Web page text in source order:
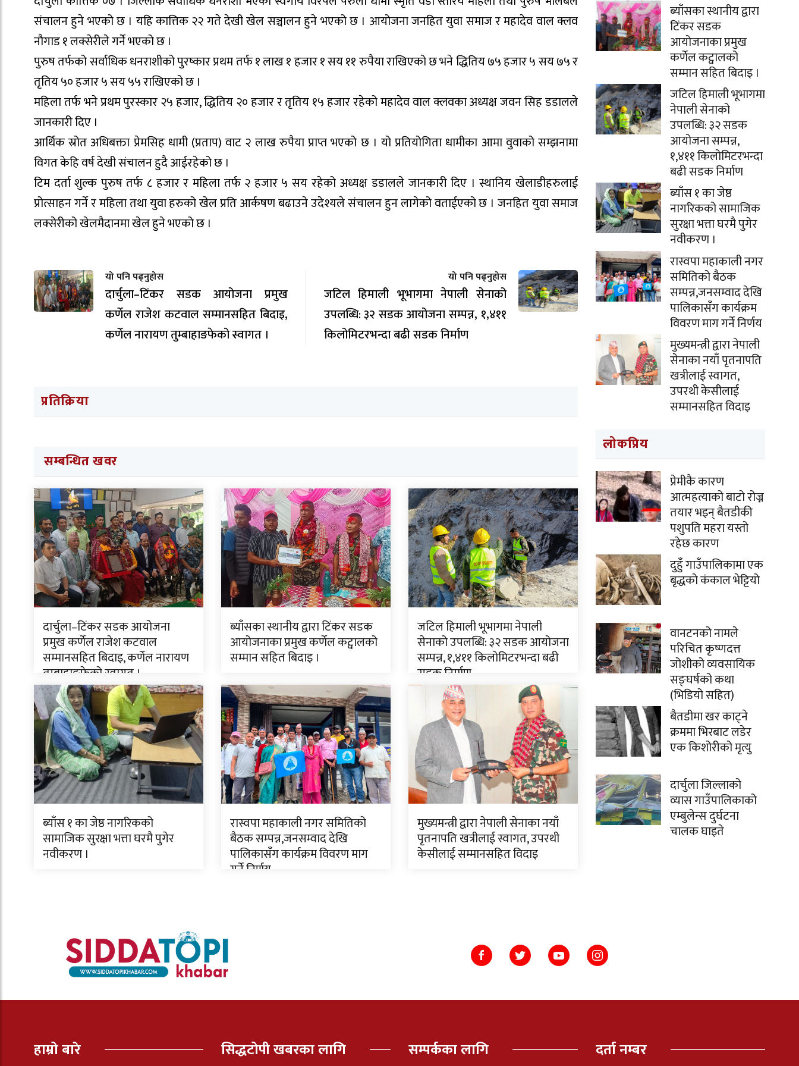
संचालन हुने भएको छ । यहि कात्तिक २२ गते देखी खेल सञ्चालन हुने भएको छ । आयोजना जनहित युवा समाज र महादेव वाल क्लव
नौगाड १ लक्सेरीले गर्ने भएको छ ।
पुरुष तर्फको सर्वाधिक धनराशीको पुरष्कार प्रथम तर्फ १ लाख १ हजार १ सय ११ रुपैया राखिएको छ भने द्धितिय ७५ हजार ५ सय ७५ र
तृतिय ५० हजार ५ सय ५५ राखिएको छ ।
महिला तर्फ भने प्रथम पुरस्कार २५ हजार, द्धितिय २० हजार र तृतिय १५ हजार रहेको महादेव वाल क्लवका अध्यक्ष जवन सिह डडालले
जानकारी दिए ।
आर्थिक स्रोत अधिबक्ता प्रेमसिह धामी (प्रताप) वाट २ लाख रुपैया प्राप्त भएको छ । यो प्रतियोगिता धामीका आमा वुवाको सम्झनामा
विगत केहि वर्ष देखी संचालन हुदै आईरहेको छ ।
टिम दर्ता शुल्क पुरुष तर्फ ८ हजार र महिला तर्फ २ हजार ५ सय रहेको अध्यक्ष डडालले जानकारी दिए । स्थानिय खेलाडीहरुलाई
प्रोत्साहन गर्ने र महिला तथा युवा हरुको खेल प्रति आर्कषण बढाउने उदेश्यले संचालन हुन लागेको वताईएको छ । जनहित युवा समाज
लक्सेरीको खेलमैदानमा खेल हुने भएको छ ।
यो पनि पढ्नुहोस
दार्चुला–टिंकर सडक आयोजना प्रमुख
कर्णेल राजेश कटवाल सम्मानसहित बिदाइ,
कर्णेल नारायण तुम्बाहाङफेको स्वागत ।
यो पनि पढ्नुहोस
जटिल हिमाली भूभागमा नेपाली सेनाको
उपलब्धि: ३२ सडक आयोजना सम्पन्न, १,४११
किलोमिटरभन्दा बढी सडक निर्माण
प्रतिक्रिया
सम्बन्धित खवर
दार्चुला–टिंकर सडक आयोजना
प्रमुख कर्णेल राजेश कटवाल
सम्मानसहित बिदाइ, कर्णेल नारायण
तुम्बाहाङफेको स्वागत ।
ब्याँसका स्थानीय द्वारा टिंकर सडक
आयोजनाका प्रमुख कर्णेल कट्वालको
सम्मान सहित बिदाइ ।
जटिल हिमाली भूभागमा नेपाली
सेनाको उपलब्धि: ३२ सडक आयोजना
सम्पन्न, १,४११ किलोमिटरभन्दा बढी
सडक निर्माण
ब्याँस १ का जेष्ठ नागरिकको
सामाजिक सुरक्षा भत्ता घरमै पुगेर
नवीकरण ।
रास्वपा महाकाली नगर समितिको
बैठक सम्पन्न,जनसम्वाद देखि
पालिकासँग कार्यक्रम विवरण माग
गर्ने निर्णय
मुख्यमन्त्री द्वारा नेपाली सेनाका नयाँ
पृतनापति खत्रीलाई स्वागत, उपरथी
केसीलाई सम्मानसहित विदाइ
ब्याँसका स्थानीय द्वारा
टिंकर सडक
आयोजनाका प्रमुख
कर्णेल कट्वालको
सम्मान सहित बिदाइ ।
जटिल हिमाली भूभागमा
नेपाली सेनाको
उपलब्धि: ३२ सडक
आयोजना सम्पन्न,
१,४११ किलोमिटरभन्दा
बढी सडक निर्माण
ब्याँस १ का जेष्ठ
नागरिकको सामाजिक
सुरक्षा भत्ता घरमै पुगेर
नवीकरण ।
रास्वपा महाकाली नगर
समितिको बैठक
सम्पन्न,जनसम्वाद देखि
पालिकासँग कार्यक्रम
विवरण माग गर्ने निर्णय
मुख्यमन्त्री द्वारा नेपाली
सेनाका नयाँ पृतनापति
खत्रीलाई स्वागत,
उपरथी केसीलाई
सम्मानसहित विदाइ
लोकप्रिय
प्रेमीकै कारण
आत्महत्याको बाटो रोज्न
तयार भइन् बैतडीकी
पशुपति महरा यस्तो
रहेछ कारण
दुहुँ गाउँपालिकामा एक
बृद्धको कंकाल भेट्टियो
वानटनको नामले
परिचित कृष्णदत्त
जोशीको व्यवसायिक
सङ्घर्षको कथा
(भिडियो सहित)
बैतडीमा खर काट्ने
क्रममा भिरबाट लडेर
एक किशोरीको मृत्यु
दार्चुला जिल्लाको
व्यास गाउँपालिकाको
एम्बुलेन्स दुर्घटना
चालक घाइते
हाम्रो बारे सिद्धटोपी खबरका लागि सम्पर्कका लागि दर्ता नम्बर